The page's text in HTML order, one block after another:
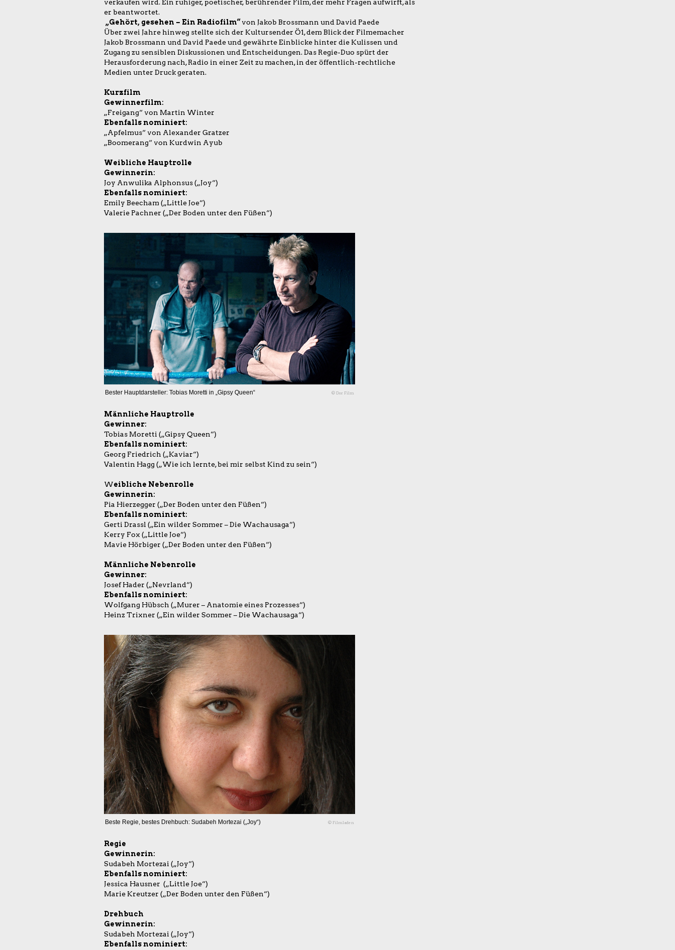
verkaufen wird. Ein ruhiger, poetischer, berührender Film, der mehr Fragen aufwirft, als
er beantwortet.
„Gehört, gesehen – Ein Radiofilm“von Jakob Brossmann und David Paede
Über zwei Jahre hinweg stellte sich der Kultursender Ö1, dem Blick der Filmemacher
Jakob Brossmann und David Paede und gewährte Einblicke hinter die Kulissen und
Zugang zu sensiblen Diskussionen und Entscheidungen. Das Regie-Duo spürt der
Herausforderung nach, Radio in einer Zeit zu machen, in der öffentlich-rechtliche
Medien unter Druck geraten.
Kurzfilm
Gewinnerfilm:
„Freigang“ von Martin Winter
Ebenfalls nominiert:
„Apfelmus“ von Alexander Gratzer
„Boomerang“ von Kurdwin Ayub
Weibliche Hauptrolle
Gewinnerin:
Joy Anwulika Alphonsus („Joy“)
Ebenfalls nominiert:
Emily Beecham („Little Joe“)
Valerie Pachner („Der Boden unter den Füßen“)
Bester Hauptdarsteller: Tobias Moretti in „Gipsy Queen“ © Dor Film
Männliche Hauptrolle
Gewinner:
Tobias Moretti („Gipsy Queen“)
Ebenfalls nominiert:
Georg Friedrich („Kaviar“)
Valentin Hagg („Wie ich lernte, bei mir selbst Kind zu sein“)
Weibliche Nebenrolle
Gewinnerin:
Pia Hierzegger („Der Boden unter den Füßen“)
Ebenfalls nominiert:
Gerti Drassl („Ein wilder Sommer – Die Wachausaga“)
Kerry Fox („Little Joe“)
Mavie Hörbiger („Der Boden unter den Füßen“)
Männliche Nebenrolle
Gewinner:
Josef Hader („Nevrland“)
Ebenfalls nominiert:
Wolfgang Hübsch („Murer – Anatomie eines Prozesses“)
Heinz Trixner („Ein wilder Sommer – Die Wachausaga“)
Beste Regie, bestes Drehbuch: Sudabeh Mortezai („Joy“) © Filmladen
Regie
Gewinnerin:
Sudabeh Mortezai („Joy“)
Ebenfalls nominiert:
Jessica Hausner („Little Joe“)
Marie Kreutzer („Der Boden unter den Füßen“)
Drehbuch
Gewinnerin:
Sudabeh Mortezai („Joy“)
Ebenfalls nominiert: